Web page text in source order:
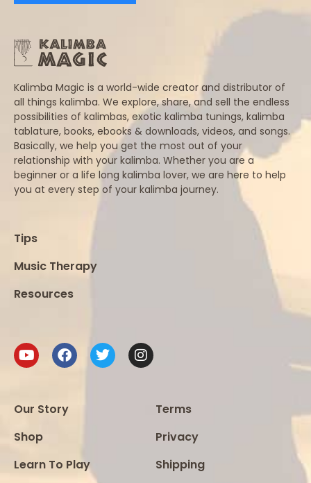
Kalimba Magic is a world-wide creator and distributor of
all things kalimba. We explore, share, and sell the endless
possibilities of kalimbas, exotic kalimba tunings, kalimba
tablature, books, ebooks & downloads, videos, and songs.
Basically, we help you get the most out of your
relationship with your kalimba. Whether you are a
beginner or a life long kalimba lover, we are here to help
you at every step of your kalimba journey.
Tips
Music Therapy
Resources
Our Story
Shop
Learn To Play
Terms
Privacy
Shipping